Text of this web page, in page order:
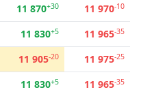
11 870+30 11 970-10
11 830+5 11 965-35
11 905-20 11 975-25
11 830+5 11 965-35